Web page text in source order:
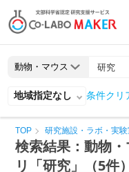
地域指定なし 条件クリ
TOP 研究施設・ラボ・実
検索結果：動物
リ「研究」（5件）